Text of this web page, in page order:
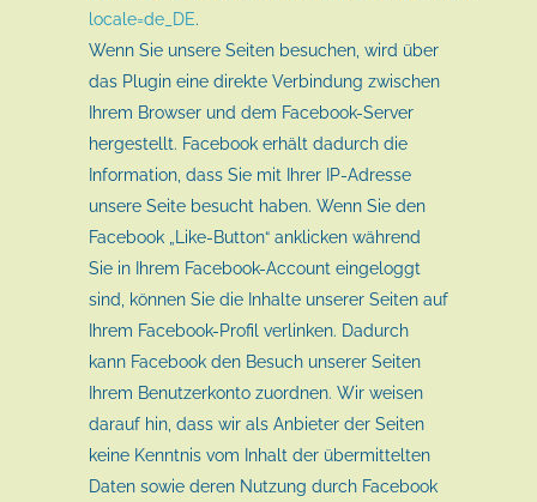
locale=de_DE.
Wenn Sie unsere Seiten besuchen, wird über
das Plugin eine direkte Verbindung zwischen
Ihrem Browser und dem Facebook-Server
hergestellt. Facebook erhält dadurch die
Information, dass Sie mit Ihrer IP-Adresse
unsere Seite besucht haben. Wenn Sie den
Facebook „Like-Button“ anklicken während
Sie in Ihrem Facebook-Account eingeloggt
sind, können Sie die Inhalte unserer Seiten auf
Ihrem Facebook-Profil verlinken. Dadurch
kann Facebook den Besuch unserer Seiten
Ihrem Benutzerkonto zuordnen. Wir weisen
darauf hin, dass wir als Anbieter der Seiten
keine Kenntnis vom Inhalt der übermittelten
Daten sowie deren Nutzung durch Facebook